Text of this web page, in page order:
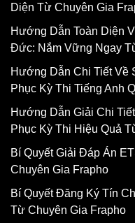
Diện Từ Chuyên Gia
Hướng Dẫn Toàn Diện
Đức: Nắm Vững Ngay
Hướng Dẫn Chi Tiết Về
Phục Kỳ Thi Tiếng Anh
Hướng Dẫn Giải Chi
Phục Kỳ Thi Hiệu Quả
Bí Quyết Giải Đáp Án
Chuyên Gia Frapho
Bí Quyết Đăng Ký Tín
Từ Chuyên Gia Frapho